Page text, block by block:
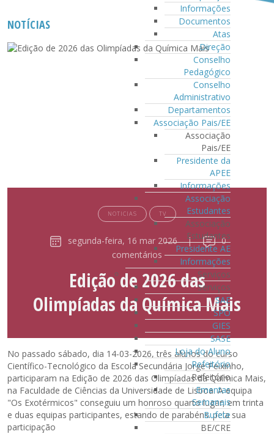
Informações
Documentos
Atas
Direção
Conselho
Pedagógico
Conselho
Administrativo
Departamentos
Associação Pais/EE
Associação
Pais/EE
Presidente da
APEE
Informações
Associação
Estudantes
Associação
Estudantes
Presidente AE
Informações
Serviços
Serviços
SAE
SPO
GIES
SASE
Loja do Aluno
Refeitório
Refeitório
Ementas
Semanais
Bufete
BE/CRE
NOTÍCIAS
NOTICIAS TV
segunda-feira, 16 mar 2026 |
0
comentários
Edição de 2026 das
Olimpíadas da Química Mais
No passado sábado, dia 14-03-2026, três alunos do curso
Científico-Tecnológico da Escola Secundária Jorge Peixinho,
participaram na Edição de 2026 das Olimpíadas da Química Mais,
na Faculdade de Ciências da Universidade de Lisboa. A equipa
"Os Exotérmicos" conseguiu um honroso quarto lugar, em trinta
e duas equipas participantes, estando de parabéns. pela sua
participação